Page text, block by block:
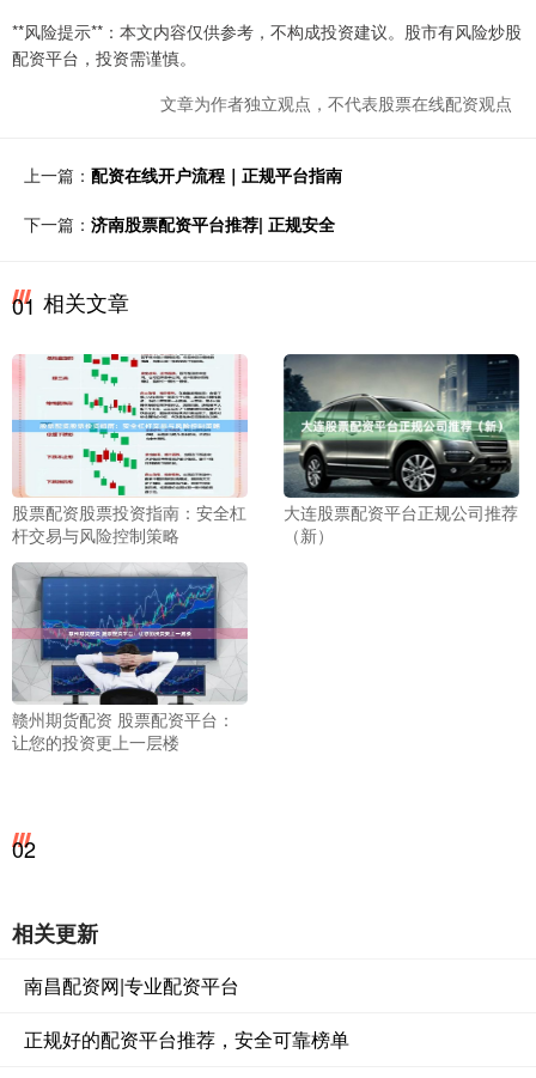
**风险提示**：本文内容仅供参考，不构成投资建议。股市有风险炒股
配资平台，投资需谨慎。
文章为作者独立观点，不代表股票在线配资观点
上一篇： 配资在线开户流程｜正规平台指南
下一篇： 济南股票配资平台推荐| 正规安全
01 相关文章
股票配资股票投资指南：安全杠
杆交易与风险控制策略
大连股票配资平台正规公司推荐
（新）
赣州期货配资 股票配资平台：
让您的投资更上一层楼
02
相关更新
南昌配资网|专业配资平台
正规好的配资平台推荐，安全可靠榜单